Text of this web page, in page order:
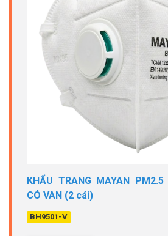
KHẨU TRANG MAYAN PM2.5
CÓ VAN (2 cái)
BH9501-V